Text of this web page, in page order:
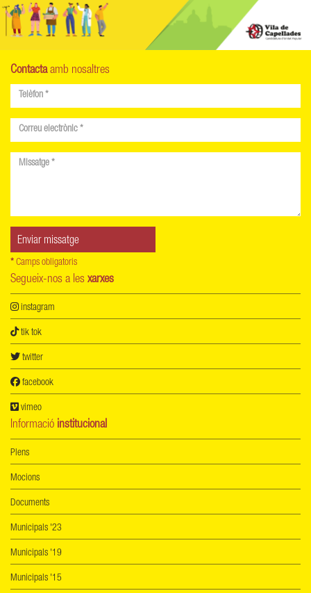
Contactaamb nosaltres
* Camps obligatoris
Segueix-nos a les xarxes
instagram
tik tok
twitter
facebook
vimeo
Informació institucional
Plens
Mocions
Documents
Municipals '23
Municipals '19
Municipals '15